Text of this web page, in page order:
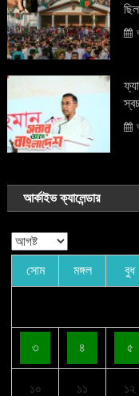
ছিল
আর্কাইভ ক্যালেন্ডার
সোম মঙ্গল বুধ
৩ ৪ ৫
১০ ১১ ১২